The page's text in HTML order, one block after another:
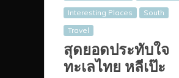
Interesting Places
South
Travel
สุดยอดประทับใจ
ทะเลไทย หลีเป๊ะ